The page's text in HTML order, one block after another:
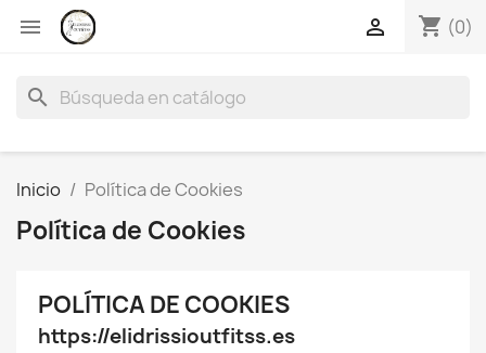
 shopping_cart (0)

search
Inicio Política de Cookies
Política de Cookies
POLÍTICA DE COOKIES
https://elidrissioutfitss.es